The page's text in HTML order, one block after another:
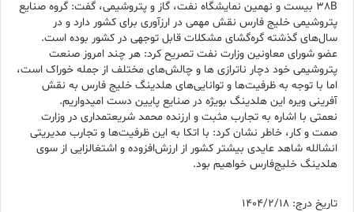
38B بیست و نهمین نمایشگاه نفت، گاز و پتروشیمی، گفت: گروه صنایع
پتروشیمی خلیج فارس نقش مهمی در ارزآوری برای کشور دارد و در
سال‌های گذشته گره‌گشای مشکلات قابل توجهی در کشور بوده است.
عضو شورای معاونین وزارت نفت تصریح کرد: هر چند امروز صنعت
پتروشیمی خود دچار ناترازی ها و چالش‌های مختلف از جمله خوراک است،
اما با توجه به ظرفیت‌ها و توانایی‌های هلدینگ خلیج فارس به نقش
آفرینی ویره این هلدینگ بویژه در صنایع پایین دست امیدواریم.
نعمتی با اشاره به تجارب مثبت و ارزنده محمد شریعتمداری در وزارت
صمت و کار، خاطر نشان کرد: با اتکا به این ظرفیت‌ها و تجارب مدیریتی
انشالله شاهد عایدی بیشتر کشور از ارزش‌افزوده و اشتغالزایی از سوی
هلدینگ خلیج‌فارس خواهیم بود.
تاریخ درج: 1404/2/18